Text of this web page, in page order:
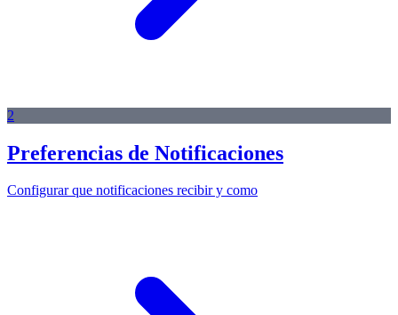
2
Preferencias de Notificaciones
Configurar que notificaciones recibir y como